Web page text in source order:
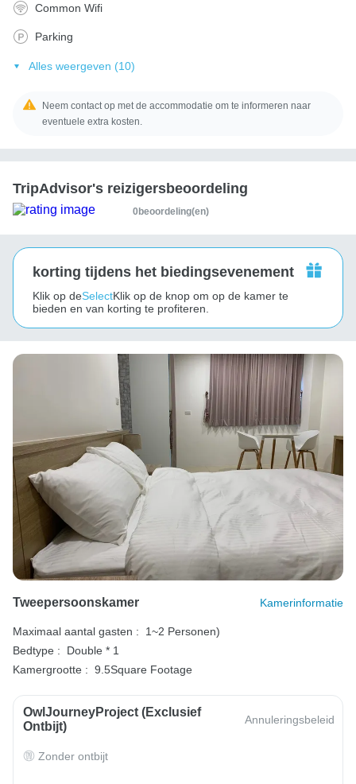
Common Wifi
Parking
Alles weergeven (10)
Neem contact op met de accommodatie om te informeren naar
eventuele extra kosten.
TripAdvisor's reizigersbeoordeling
0beoordeling(en)
korting tijdens het biedingsevenement
Klik op deSelectKlik op de knop om op de kamer te
bieden en van korting te profiteren.
Tweepersoonskamer Kamerinformatie
Maximaal aantal gasten :
1~2 Personen)
Bedtype :
Double * 1
Kamergrootte : 9.5Square Footage
OwlJourneyProject (exclusief
Ontbijt)
Annuleringsbeleid
Zonder ontbijt